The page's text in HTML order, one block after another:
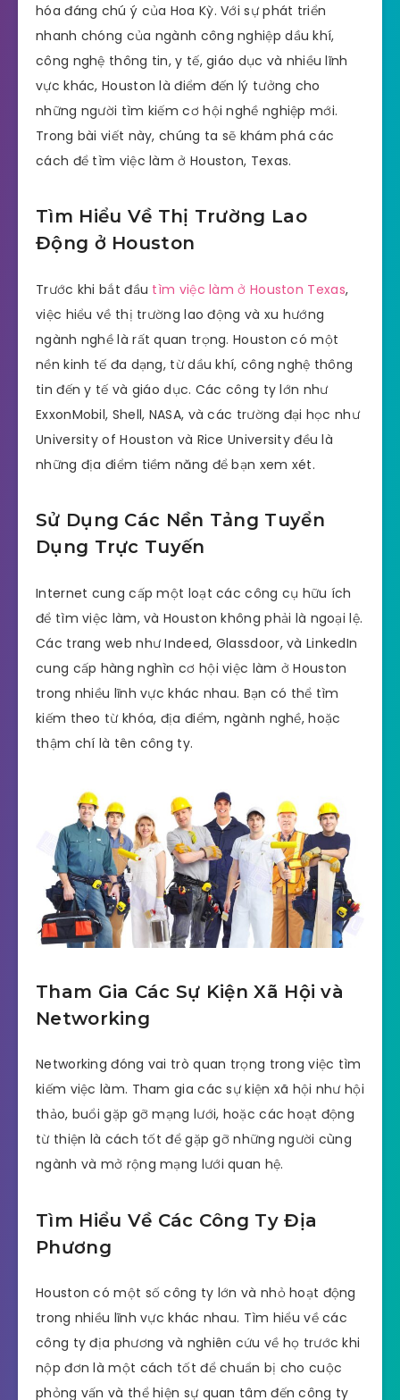
hóa đáng chú ý của Hoa Kỳ. Với sự phát triển
nhanh chóng của ngành công nghiệp dầu khí,
công nghệ thông tin, y tế, giáo dục và nhiều lĩnh
vực khác, Houston là điểm đến lý tưởng cho
những người tìm kiếm cơ hội nghề nghiệp mới.
Trong bài viết này, chúng ta sẽ khám phá các
cách để tìm việc làm ở Houston, Texas.
Tìm Hiểu Về Thị Trường Lao
Động ở Houston
Trước khi bắt đầu tìm việc làm ở Houston Texas,
việc hiểu về thị trường lao động và xu hướng
ngành nghề là rất quan trọng. Houston có một
nền kinh tế đa dạng, từ dầu khí, công nghệ thông
tin đến y tế và giáo dục. Các công ty lớn như
ExxonMobil, Shell, NASA, và các trường đại học như
University of Houston và Rice University đều là
những địa điểm tiềm năng để bạn xem xét.
Sử Dụng Các Nền Tảng Tuyển
Dụng Trực Tuyến
Internet cung cấp một loạt các công cụ hữu ích
để tìm việc làm, và Houston không phải là ngoại lệ.
Các trang web như Indeed, Glassdoor, và LinkedIn
cung cấp hàng nghìn cơ hội việc làm ở Houston
trong nhiều lĩnh vực khác nhau. Bạn có thể tìm
kiếm theo từ khóa, địa điểm, ngành nghề, hoặc
thậm chí là tên công ty.
Tham Gia Các Sự Kiện Xã Hội và
Networking
Networking đóng vai trò quan trọng trong việc tìm
kiếm việc làm. Tham gia các sự kiện xã hội như hội
thảo, buổi gặp gỡ mạng lưới, hoặc các hoạt động
từ thiện là cách tốt để gặp gỡ những người cùng
ngành và mở rộng mạng lưới quan hệ.
Tìm Hiểu Về Các Công Ty Địa
Phương
Houston có một số công ty lớn và nhỏ hoạt động
trong nhiều lĩnh vực khác nhau. Tìm hiểu về các
công ty địa phương và nghiên cứu về họ trước khi
nộp đơn là một cách tốt để chuẩn bị cho cuộc
phỏng vấn và thể hiện sự quan tâm đến công ty